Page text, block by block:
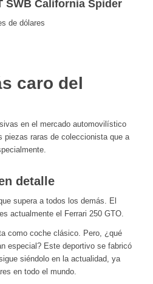
SWB California Spider
de dólares
caro del
en el mercado automovilístico
piezas raras de coleccionista que a
detalle
supera a todos los demás. El
actualmente el Ferrari 250 GTO.
como coche clásico. Pero, ¿qué
especial? Este deportivo se fabricó
siéndolo en la actualidad, ya
en todo el mundo.